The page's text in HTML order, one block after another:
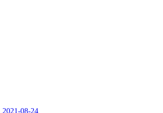
2021-08-24